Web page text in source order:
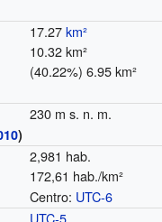
17.27km²
10.32 km²
(40.22%) 6.95 km²
230 m s. n. m.
)
2,981 hab.
172,61 hab./km²
Centro: UTC-6
UTC-5